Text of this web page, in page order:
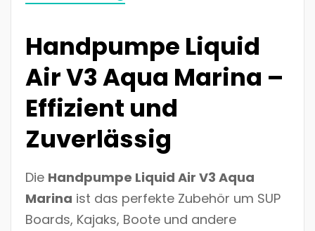
Handpumpe Liquid
Air V3 Aqua Marina –
Effizient und
Zuverlässig
Die Handpumpe Liquid Air V3 Aqua
Marina ist das perfekte Zubehör um SUP
Boards, Kajaks, Boote und andere